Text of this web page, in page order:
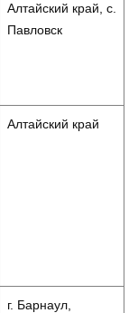
Алтайский край, с.
Павловск
Алтайский край
г. Барнаул,